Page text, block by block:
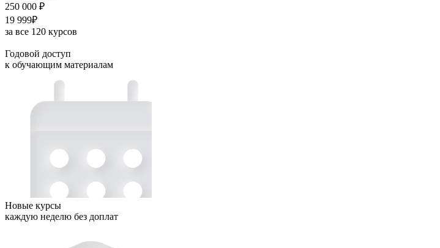
250 000 ₽
19 999₽
за все 120 курсов
Годовой доступ
к обучающим материалам
Новые курсы
каждую неделю без доплат